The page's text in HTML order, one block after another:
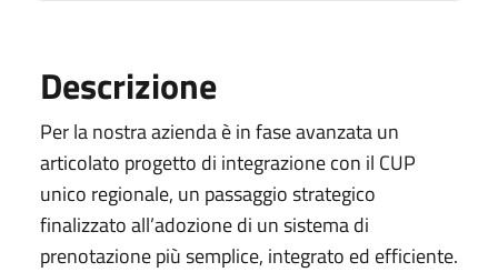
Descrizione
Per la nostra azienda è in fase avanzata un
articolato progetto di integrazione con il CUP
unico regionale, un passaggio strategico
finalizzato all’adozione di un sistema di
prenotazione più semplice, integrato ed efficiente.